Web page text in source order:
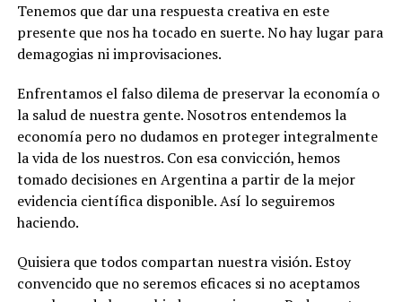
Tenemos que dar una respuesta creativa en este
presente que nos ha tocado en suerte. No hay lugar para
demagogias ni improvisaciones.
Enfrentamos el falso dilema de preservar la economía o
la salud de nuestra gente. Nosotros entendemos la
economía pero no dudamos en proteger integralmente
la vida de los nuestros. Con esa convicción, hemos
tomado decisiones en Argentina a partir de la mejor
evidencia científica disponible. Así lo seguiremos
haciendo.
Quisiera que todos compartan nuestra visión. Estoy
convencido que no seremos eficaces si no aceptamos